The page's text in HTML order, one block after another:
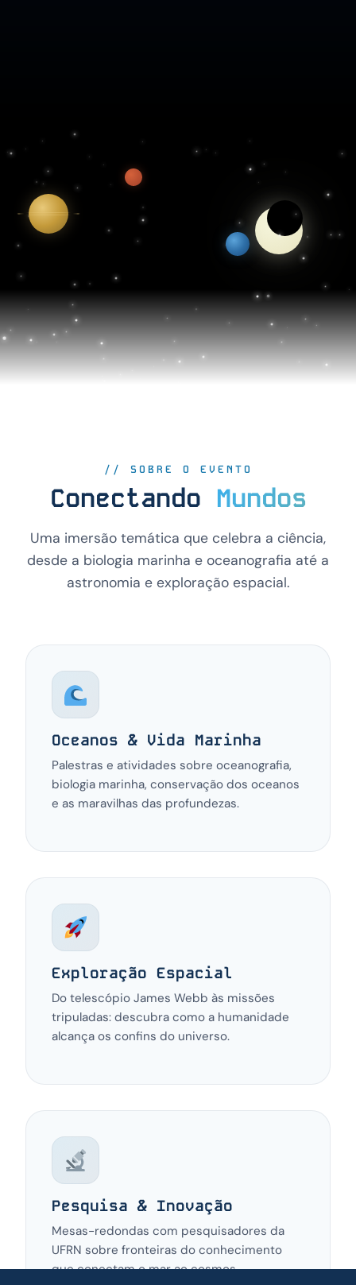
// SOBRE O EVENTO
Conectando Mundos
Uma imersão temática que celebra a ciência,
desde a biologia marinha e oceanografia até a
astronomia e exploração espacial.
Oceanos & Vida Marinha
Palestras e atividades sobre oceanografia,
biologia marinha, conservação dos oceanos
e as maravilhas das profundezas.
Exploração Espacial
Do telescópio James Webb às missões
tripuladas: descubra como a humanidade
alcança os confins do universo.
Pesquisa & Inovação
Mesas-redondas com pesquisadores da
UFRN sobre fronteiras do conhecimento
que conectam o mar ao cosmos.